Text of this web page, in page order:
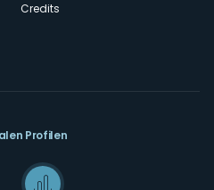
Credits
Profilen